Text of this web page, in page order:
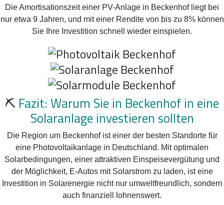
Die Amortisationszeit einer PV-Anlage in Beckenhof liegt bei
nur etwa 9 Jahren, und mit einer Rendite von bis zu 8% können
Sie Ihre Investition schnell wieder einspielen.
⛏️ Fazit: Warum Sie in Beckenhof in eine
Solaranlage investieren sollten
Die Region um Beckenhof ist einer der besten Standorte für
eine Photovoltaikanlage in Deutschland. Mit optimalen
Solarbedingungen, einer attraktiven Einspeisevergütung und
der Möglichkeit, E-Autos mit Solarstrom zu laden, ist eine
Investition in Solarenergie nicht nur umweltfreundlich, sondern
auch finanziell lohnenswert.